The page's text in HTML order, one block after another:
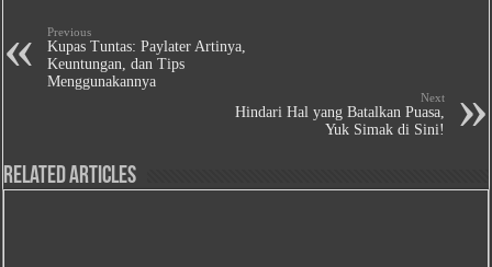
Previous
Kupas Tuntas: Paylater Artinya,
Keuntungan, dan Tips
Menggunakannya
Next
Hindari Hal yang Batalkan Puasa,
Yuk Simak di Sini!
Related Articles